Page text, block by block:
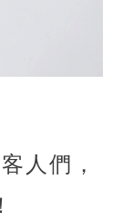
人們，